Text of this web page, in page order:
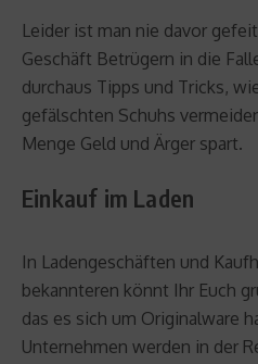
Leider ist man nie davor
Geschäft Betrügern in die
durchaus Tipps und Tricks,
gefälschten Schuhs
Menge Geld und Ärger spart.
Einkauf im Laden
In Ladengeschäften und
bekannteren könnt Ihr Euch
das es sich um Originalware
Unternehmen werden in der